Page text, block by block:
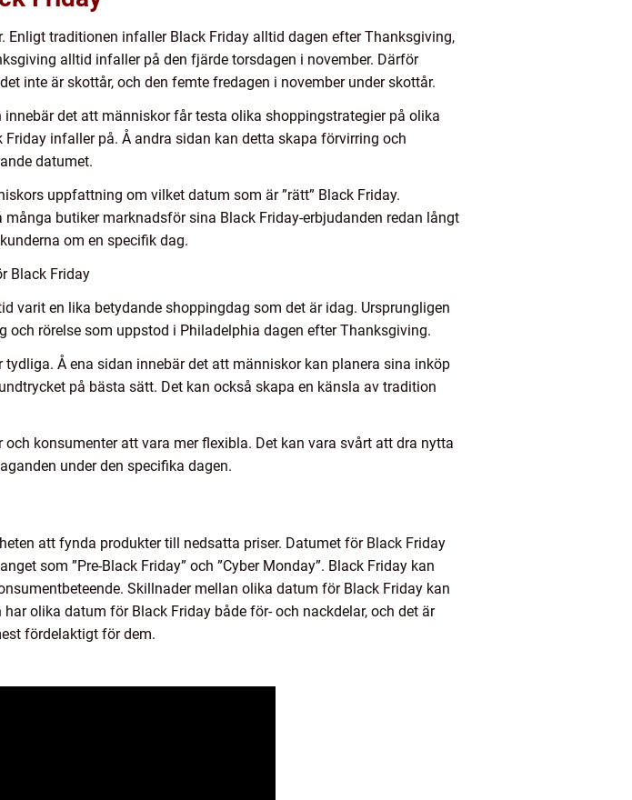
traditionen infaller Black Friday alltid dagen efter Thanksgiving,
alltid infaller på den fjärde torsdagen i november. Därför
inte är skottår, och den femte fredagen i november under skottår.
det att människor får testa olika shoppingstrategier på olika
infaller på. Å andra sidan kan detta skapa förvirring och
datumet.
uppfattning om vilket datum som är ”rätt” Black Friday.
butiker marknadsför sina Black Friday-erbjudanden redan långt
om en specifik dag.
Black Friday
varit en lika betydande shoppingdag som det är idag. Ursprungligen
och rörelse som uppstod i Philadelphia dagen efter Thanksgiving.
Å ena sidan innebär det att människor kan planera sina inköp
på bästa sätt. Det kan också skapa en känsla av tradition
konsumenter att vara mer flexibla. Det kan vara svårt att dra nytta
under den specifika dagen.
att fynda produkter till nedsatta priser. Datumet för Black Friday
som ”Pre-Black Friday” och ”Cyber Monday”. Black Friday kan
Skillnader mellan olika datum för Black Friday kan
olika datum för Black Friday både för- och nackdelar, och det är
fördelaktigt för dem.